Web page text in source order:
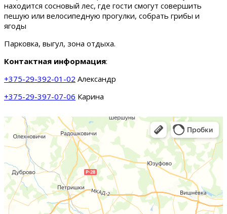
находится сосновый лес, где гости смогут совершить
пешую или велосипедную прогулки, собрать грибы и
ягоды
Парковка, выгул, зона отдыха.
Контактная информация:
+375-29-392-01-02 Александр
+375-29-397-07-06 Карина